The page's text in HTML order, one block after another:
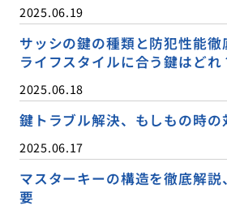
2025.06.19
サッシの鍵の種類と防犯性能
ライフスタイルに合う鍵はどれ
2025.06.18
鍵トラブル解決、もしもの時の
2025.06.17
マスターキーの構造を徹底解
要